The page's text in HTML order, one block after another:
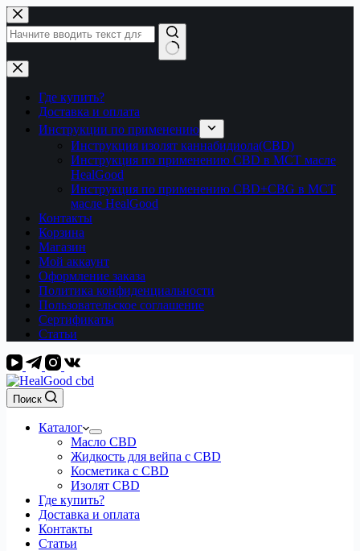
Перейти
к
сути
Ничего
не
найденоГде купить?
Доставка и оплата
Инструкции по применению
Инструкция изолят каннабидиола(CBD)
Инструкция по применению CBD в МСТ масле
HealGood
Инструкция по применению CBD+CBG в МСТ
масле HealGood
Контакты
Корзина
Магазин
Мой аккаунт
Оформление заказа
Политика конфиденциальности
Пользовательское соглашение
Сертификаты
Статьи
Поиск
Каталог
Масло CBD
Жидкость для вейпа с CBD
Косметика с CBD
Изолят CBD
Где купить?
Доставка и оплата
Контакты
Статьи